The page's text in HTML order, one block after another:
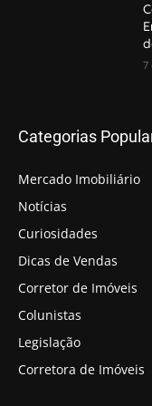
7
Categorias
Mercado Imobiliário
Notícias
Curiosidades
Dicas de Vendas
Corretor de Imóveis
Colunistas
Legislação
Corretora de Imóveis